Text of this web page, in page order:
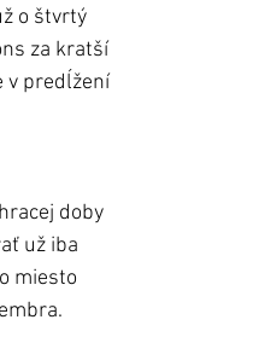
o štvrtý
za kratší
v predĺžení
doby
už iba
miesto